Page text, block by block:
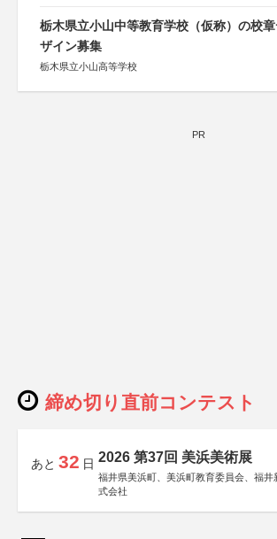
栃木県立小山中等教育学校（仮称）の校
ザイン募集
栃木県立小山高等学校
PR
締め切り直前コンテスト
あと 32 日 2026 第37回 美浜美術展
福井県美浜町、美浜町教育委員会、福井
式会社